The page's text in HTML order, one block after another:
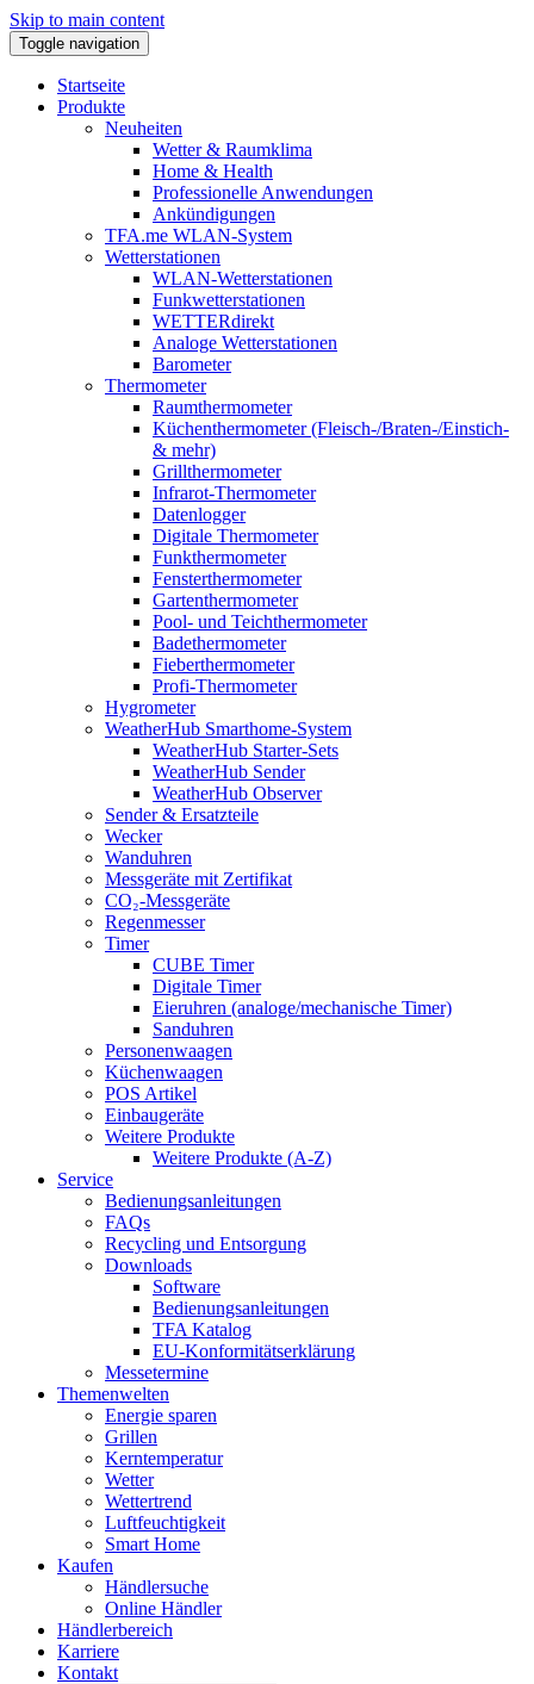
Skip to main content
Toggle navigation
Startseite
Produkte
Neuheiten
Wetter & Raumklima
Home & Health
Professionelle Anwendungen
Ankündigungen
TFA.me WLAN-System
Wetterstationen
WLAN-Wetterstationen
Funkwetterstationen
WETTERdirekt
Analoge Wetterstationen
Barometer
Thermometer
Raumthermometer
Küchenthermometer (Fleisch-/Braten-/Einstich-
& mehr)
Grillthermometer
Infrarot-Thermometer
Datenlogger
Digitale Thermometer
Funkthermometer
Fensterthermometer
Gartenthermometer
Pool- und Teichthermometer
Badethermometer
Fieberthermometer
Profi-Thermometer
Hygrometer
WeatherHub Smarthome-System
WeatherHub Starter-Sets
WeatherHub Sender
WeatherHub Observer
Sender & Ersatzteile
Wecker
Wanduhren
Messgeräte mit Zertifikat
CO₂-Messgeräte
Regenmesser
Timer
CUBE Timer
Digitale Timer
Eieruhren (analoge/mechanische Timer)
Sanduhren
Personenwaagen
Küchenwaagen
POS Artikel
Einbaugeräte
Weitere Produkte
Weitere Produkte (A-Z)
Service
Bedienungsanleitungen
FAQs
Recycling und Entsorgung
Downloads
Software
Bedienungsanleitungen
TFA Katalog
EU-Konformitätserklärung
Messetermine
Themenwelten
Energie sparen
Grillen
Kerntemperatur
Wetter
Wettertrend
Luftfeuchtigkeit
Smart Home
Kaufen
Händlersuche
Online Händler
Händlerbereich
Karriere
Kontakt